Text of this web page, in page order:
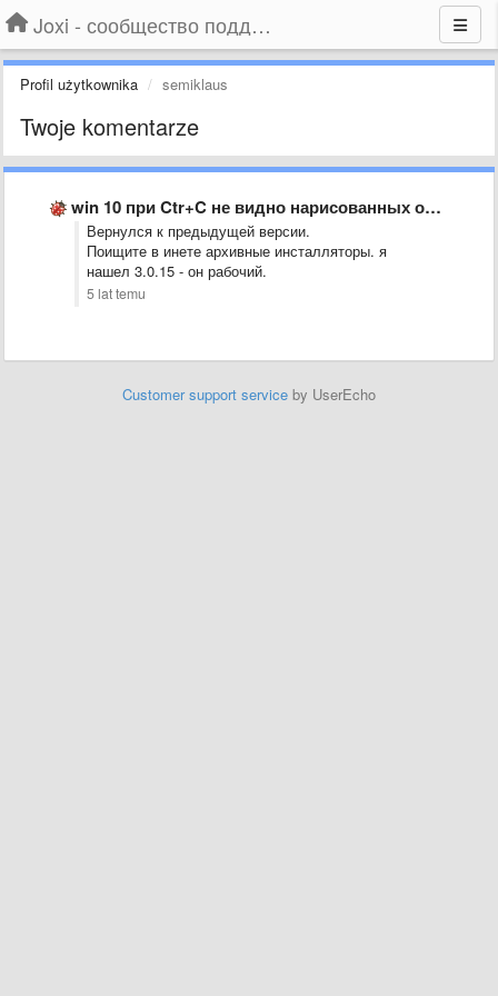
Joxi - сообщество поддержки
Profil użytkownika semiklaus
Twoje komentarze
win 10 при Ctr+C не видно нарисованных объектов
Вернулся к предыдущей версии.
Поищите в инете архивные инсталляторы. я
нашел 3.0.15 - он рабочий.
5 lat temu
Customer support service by UserEcho